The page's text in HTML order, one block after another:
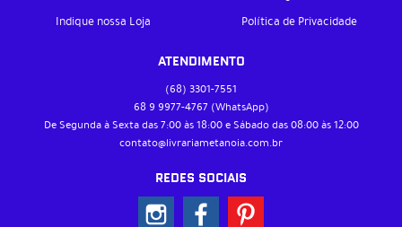
Indique nossa Loja
Política de Privacidade
ATENDIMENTO
(68) 3301-7551
68 9 9977-4767 (WhatsApp)
De Segunda à Sexta das 7:00 às 18:00 e Sábado das 08:00 às 12:00
contato@livrariametanoia.com.br
REDES SOCIAIS